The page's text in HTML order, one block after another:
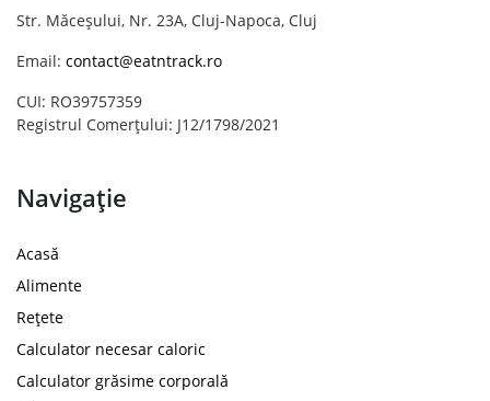
Str. Măceșului, Nr. 23A, Cluj-Napoca, Cluj
Email: contact@eatntrack.ro
CUI: RO39757359
Registrul Comerțului: J12/1798/2021
Navigație
Acasă
Alimente
Rețete
Calculator necesar caloric
Calculator grăsime corporală